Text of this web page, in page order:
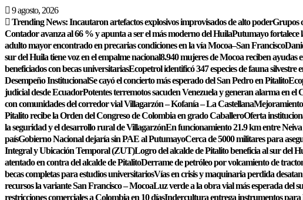
Saltar
al
contenido
9 agosto, 2026
Trending News:Incautaron artefactos explosivos improvisados de alto poderGrupos
Contador avanza al 66 % y apunta a ser el más moderno del HuilaPutumayo fortalece
adulto mayor encontrado en precarias condiciones en la vía Mocoa–San Francisco
sur del Huila tiene voz en el empalme nacional8.940 mujeres de Mocoa reciben ayudas
beneficiados con becas universitariasEcopetrol identificó 347 especies de fauna
Desempeño InstitucionalSe cayó el concierto más esperado del San Pedro en Pitalito
judicial desde EcuadorPotentes terremotos sacuden Venezuela y generan alarma en el
con comunidades del corredor vial Villagarzón – Kofanía – La Castellana
Pitalito recibe la Orden del Congreso de Colombia en grado CaballeroOferta
la seguridad y el desarrollo rural de VillagarzónEn funcionamiento 21.9 km entre
paísGobierno Nacional dejaría sin PAE al PutumayoCerca de 5000 militares para
Integral y Ubicación Temporal (ZUT)Logro del alcalde de Pitalito beneficia al sur del
atentado en contra del alcalde de PitalitoDerrame de petróleo por volcamiento de
becas completas para estudios universitariosVías en crisis y maquinaria perdida
recursos la variante San Francisco – MocoaLuz verde a la obra vial más esperada del
restricciones comerciales a Colombia en 10 díasIndercultura entrega instrumentos para